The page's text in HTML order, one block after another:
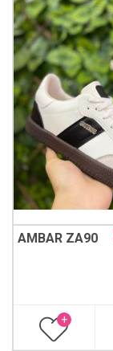
AMBAR ZA90
+